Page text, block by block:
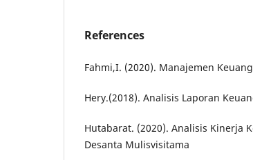
References
Fahmi,I. (2020). Manajemen
Hery.(2018). Analisis Laporan
Hutabarat. (2020). Analisis Kinerja
Desanta Mulisvisitama